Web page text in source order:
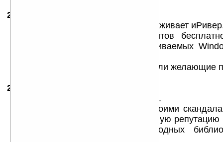
25.01.2011
Не знаю,какие расширения поддерживает
абсолютное большинство литсайтов
книги для расширений, поддерживаемых
E-Books приложениями. Найдутся ли желающие
26.01.2011
Похоже, ты в инете не столь давно.
Во-первых Литрес и его стадо своими
назад приобрели себе сомнительную
подмять основную массу свободных